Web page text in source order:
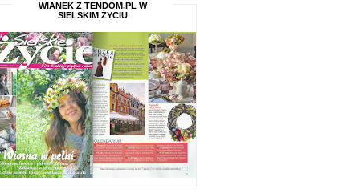
WIANEK Z TENDOM.PL W
SIELSKIM ŻYCIU